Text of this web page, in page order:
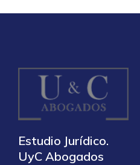
Estudio Jurídico.
UyC Abogados